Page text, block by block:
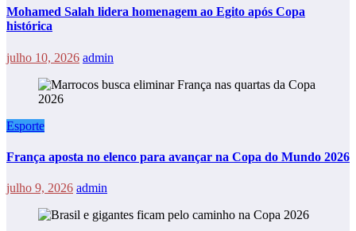
Mohamed Salah lidera homenagem ao Egito após Copa
histórica
julho 10, 2026 admin
Esporte
França aposta no elenco para avançar na Copa do Mundo 2026
julho 9, 2026 admin